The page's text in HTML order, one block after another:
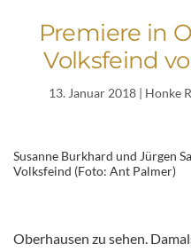
Premiere in
Volksfeind
13. Januar 2018| Honke
Susanne Burkhard und Jürgen
Volksfeind (Foto: Ant Palmer)
Oberhausen zu sehen.